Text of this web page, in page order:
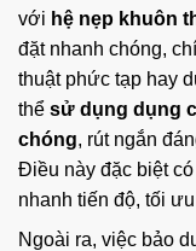
với hệ nẹp khuôn
đặt nhanh chóng,
thuật phức tạp hay
thể sử dụng dụng
chóng, rút ngắn
Điều này đặc biệt
nhanh tiến độ, tối
Ngoài ra, việc bảo